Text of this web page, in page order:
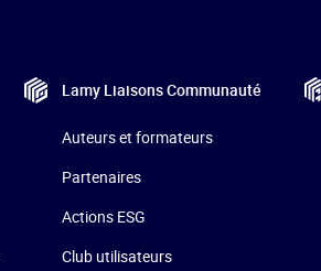
Lamy LiaisonsCommunauté
Auteurs et formateurs
Partenaires
Actions ESG
Club utilisateurs